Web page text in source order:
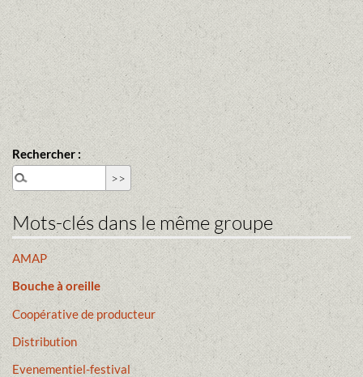
Rechercher :
Mots-clés dans le même groupe
AMAP
Bouche à oreille
Coopérative de producteur
Distribution
Evenementiel-festival